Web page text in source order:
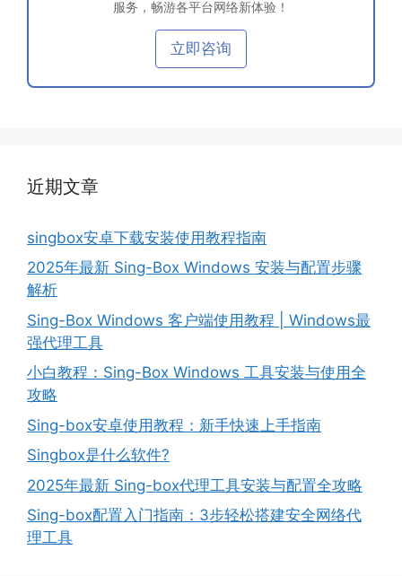
服务，畅游各平台网络新体验！
立即咨询
近期文章
singbox安卓下载安装使用教程指南
2025年最新 Sing-Box Windows 安装与配置步骤
解析
Sing-Box Windows 客户端使用教程 | Windows最
强代理工具
小白教程：Sing-Box Windows 工具安装与使用全
攻略
Sing-box安卓使用教程：新手快速上手指南
Singbox是什么软件?
2025年最新 Sing-box代理工具安装与配置全攻略
Sing-box配置入门指南：3步轻松搭建安全网络代
理工具